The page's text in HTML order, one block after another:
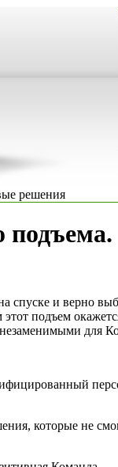
решения
подъема.
и верно
подъем
незаменимыми для
которые не